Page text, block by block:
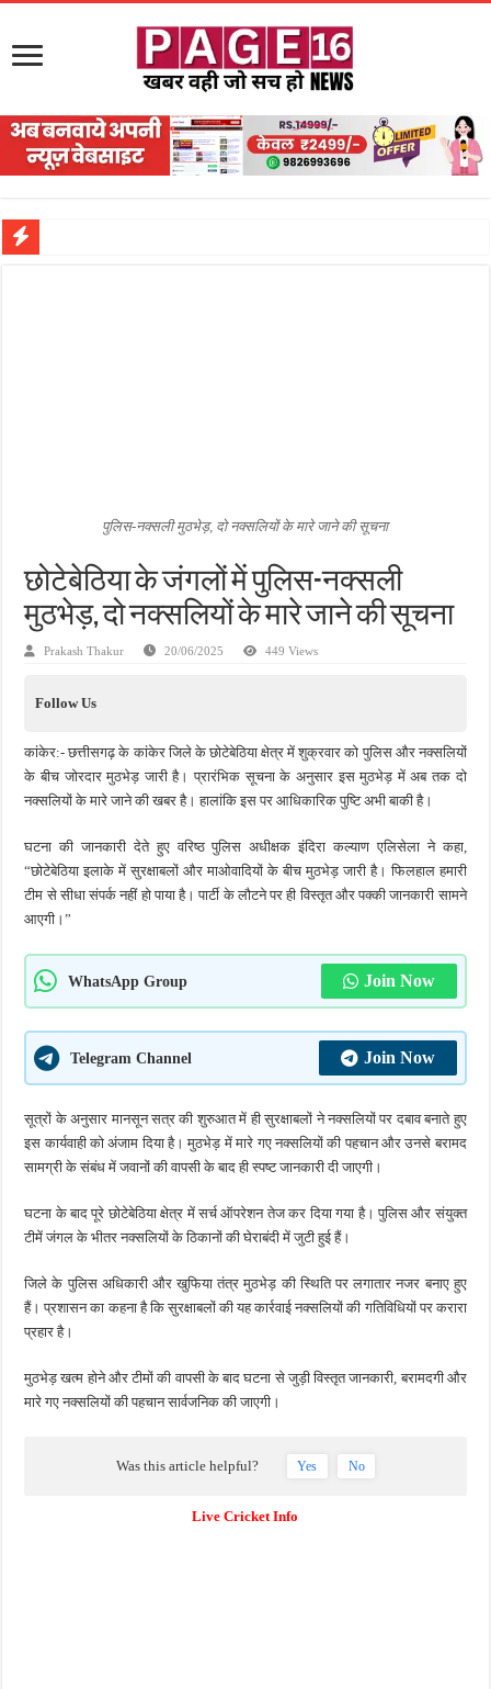
जन सहयोग और पूर्व सैनिकों ने चलाया दूध नदी स्वच्छता अभियान, भारी मात्रा में कचरा हटाया
चिल्ड्रन्स पार्क के जीर्णोद्धार के लिए आगे आई ‘जन सहयोग’, स्वच्छता अभियान से बदली तस्वीर
पुलिस-नक्सली मुठभेड़, दो नक्सलियों के मारे जाने की सूचना
छोटेबेठिया के जंगलों में पुलिस-नक्सली
मुठभेड़, दो नक्सलियों के मारे जाने की सूचना
Prakash Thakur 20/06/2025 449 Views
Follow Us
कांकेर:- छत्तीसगढ़ के कांकेर जिले के छोटेबेठिया क्षेत्र में शुक्रवार को पुलिस और नक्सलियों
के बीच जोरदार मुठभेड़ जारी है। प्रारंभिक सूचना के अनुसार इस मुठभेड़ में अब तक दो
नक्सलियों के मारे जाने की खबर है। हालांकि इस पर आधिकारिक पुष्टि अभी बाकी है।
घटना की जानकारी देते हुए वरिष्ठ पुलिस अधीक्षक इंदिरा कल्याण एलिसेला ने कहा,
“छोटेबेठिया इलाके में सुरक्षाबलों और माओवादियों के बीच मुठभेड़ जारी है। फिलहाल हमारी
टीम से सीधा संपर्क नहीं हो पाया है। पार्टी के लौटने पर ही विस्तृत और पक्की जानकारी सामने
आएगी।”
WhatsApp Group Join Now
Telegram Channel Join Now
सूत्रों के अनुसार मानसून सत्र की शुरुआत में ही सुरक्षाबलों ने नक्सलियों पर दबाव बनाते हुए
इस कार्यवाही को अंजाम दिया है। मुठभेड़ में मारे गए नक्सलियों की पहचान और उनसे बरामद
सामग्री के संबंध में जवानों की वापसी के बाद ही स्पष्ट जानकारी दी जाएगी।
घटना के बाद पूरे छोटेबेठिया क्षेत्र में सर्च ऑपरेशन तेज कर दिया गया है। पुलिस और संयुक्त
टीमें जंगल के भीतर नक्सलियों के ठिकानों की घेराबंदी में जुटी हुई हैं।
जिले के पुलिस अधिकारी और खुफिया तंत्र मुठभेड़ की स्थिति पर लगातार नजर बनाए हुए
हैं। प्रशासन का कहना है कि सुरक्षाबलों की यह कार्रवाई नक्सलियों की गतिविधियों पर करारा
प्रहार है।
मुठभेड़ खत्म होने और टीमों की वापसी के बाद घटना से जुड़ी विस्तृत जानकारी, बरामदगी और
मारे गए नक्सलियों की पहचान सार्वजनिक की जाएगी।
Was this article helpful? Yes No
Live Cricket Info